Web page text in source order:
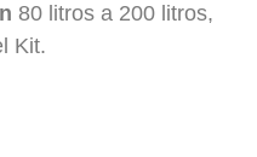
80 litros a 200 litros,
Kit.